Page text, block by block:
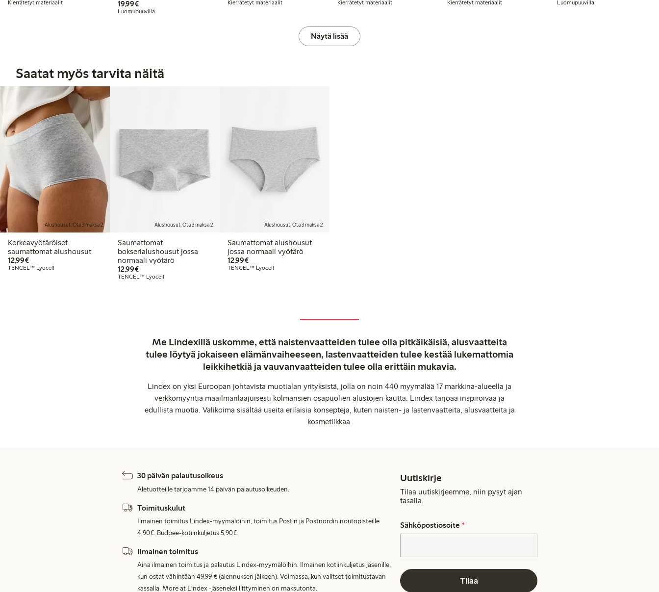
Kierrätetyt materiaalit
19,99€19,99 €
Luomupuuvilla
Kierrätetyt materiaalit Kierrätetyt materiaalit Kierrätetyt materiaalit Luomupuuvilla
Näytä lisää
Saatat myös tarvita näitä
Alushousut, Ota 3 maksa 2
Korkeavyötäröiset
saumattomat alushousut
12,99€12,99 €
TENCEL™ Lyocell
Alushousut, Ota 3 maksa 2
Saumattomat
bokserialushousut jossa
normaali vyötärö
12,99€12,99 €
TENCEL™ Lyocell
Alushousut, Ota 3 maksa 2
Saumattomat alushousut
jossa normaali vyötärö
12,99€12,99 €
TENCEL™ Lyocell
Me Lindexillä uskomme, että naistenvaatteiden tulee olla pitkäikäisiä, alusvaatteita
tulee löytyä jokaiseen elämänvaiheeseen, lastenvaatteiden tulee kestää lukemattomia
leikkihetkiä ja vauvanvaatteiden tulee olla erittäin mukavia.
Lindex on yksi Euroopan johtavista muotialan yrityksistä, jolla on noin 440 myymälää 17 markkina-alueella ja
verkkomyyntiä maailmanlaajuisesti kolmansien osapuolien alustojen kautta. Lindex tarjoaa inspiroivaa ja
edullista muotia. Valikoima sisältää useita erilaisia konsepteja, kuten naisten- ja lastenvaatteita, alusvaatteita ja
kosmetiikkaa.
30 päivän palautusoikeus
Aletuotteille tarjoamme 14 päivän palautusoikeuden.
Toimituskulut
Ilmainen toimitus Lindex-myymälöihin, toimitus Postin ja Postnordin noutopisteille
4,90€. Budbee-kotiinkuljetus 5,90€.
Ilmainen toimitus
Aina ilmainen toimitus ja palautus Lindex-myymälöihin. Ilmainen kotiinkuljetus jäsenille,
kun ostat vähintään 49,99 € (alennuksen jälkeen). Voimassa, kun valitset toimitustavan
kassalla. More at Lindex -jäseneksi liittyminen on maksutonta.
Uutiskirje
Tilaa uutiskirjeemme, niin pysyt ajan
tasalla.
Sähköpostiosoite *
Tilaa